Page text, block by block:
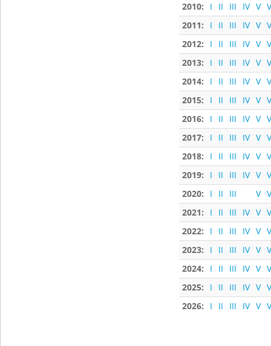
2010:
I II III IV V
2011:
I II III IV V
2012:
I II III IV V
2013:
I II III IV V
2014:
I II III IV V
2015:
I II III IV V
2016:
I II III IV V
2017:
I II III IV V
2018:
I II III IV V
2019:
I II III IV V
2020:
I II III V
2021:
I II III IV V
2022:
I II III IV V
2023:
I II III IV V
2024:
I II III IV V
2025:
I II III IV V
2026:
I II III IV V